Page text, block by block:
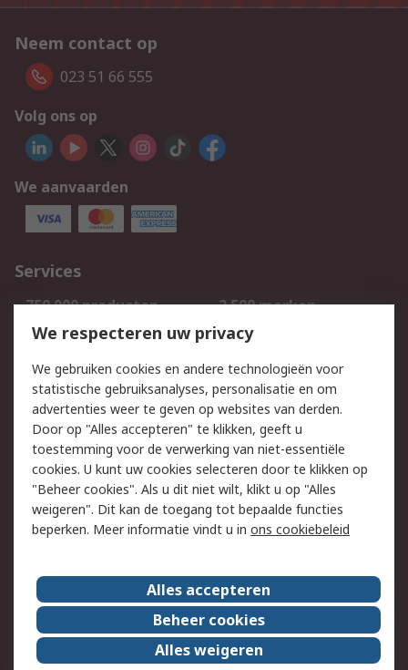
Neem contact op
023 51 66 555
Volg ons op
We aanvaarden
Services
750.000 producten
2.500 merken
Bestellen
Inkoopoplossingen
Track & Trace
Wettelijk
Cookiebeleid
Email veiligheid
Privacybeleid
Websitevoorwaarden
Algemene
verkoopvoorwaarden
Over RS
RS Group
Over ons
RS wereldwijd
Werken bij RS
We respecteren uw privacy
We gebruiken cookies en andere technologieën voor
statistische gebruiksanalyses, personalisatie en om
advertenties weer te geven op websites van derden.
Door op "Alles accepteren" te klikken, geeft u
toestemming voor de verwerking van niet-essentiële
cookies. U kunt uw cookies selecteren door te klikken op
"Beheer cookies". Als u dit niet wilt, klikt u op "Alles
weigeren". Dit kan de toegang tot bepaalde functies
beperken. Meer informatie vindt u in ons cookiebeleid
Alles accepteren
Beheer cookies
Alles weigeren